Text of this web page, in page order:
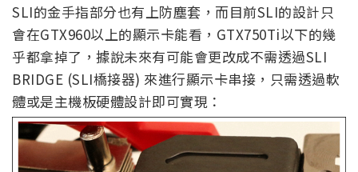
SLI的金手指部分也有上防塵套，而目前SLI的設計只
會在GTX960以上的顯示卡能看，GTX750Ti以下的幾
乎都拿掉了，據說未來有可能會更改成不需透過SLI
BRIDGE (SLI橋接器) 來進行顯示卡串接，只需透過軟
體或是主機板硬體設計即可實現：